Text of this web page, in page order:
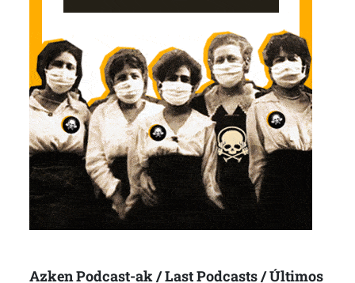
Azken Podcast-ak / Last Podcasts / Últimos